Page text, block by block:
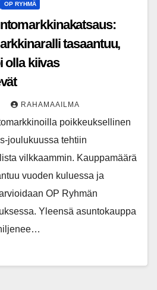
OP RYHMÄ
tasaantuu,
olla kiivas
RAHAMAAILMA
poikkeuksellinen
joulukuussa tehtiin
vilkkaammin. Kauppamäärä
vuoden kuluessa ja
OP Ryhmän
Yleensä asuntokauppa